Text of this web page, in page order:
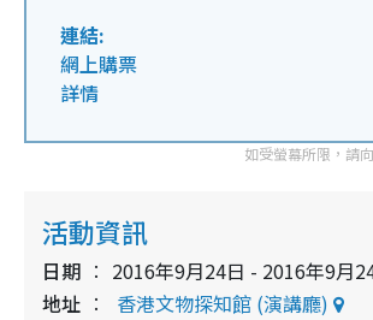
連結:
網上購票
詳情
活動資訊
日期
2016年9月24日 - 2016年9月
地址
香港文物探知館 (演講廳)